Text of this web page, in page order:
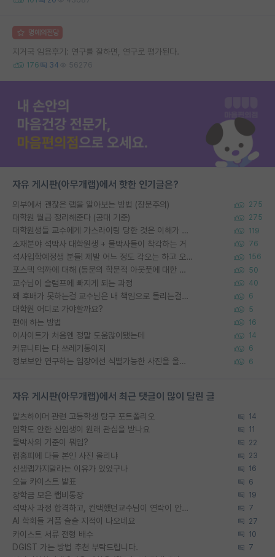
명예의전당
지거국 임용후기: 연구를 잘하면, 연구로 평가된다.
176 34 56276
자유 게시판(아무개랩)에서 핫한 인기글은?
외부에서 괜찮은 랩을 알아보는 방법 (장문주의) 275
대학원 월급 정리해준다 (공대 기준) 275
대학원생들 교수에게 가스라이팅 당한 것은 이해가 갑니다. 안타깝네요. 119
소재분야 석박사 대학원생 + 물박사들이 착각하는 거 76
석사입학예정생 분들! 제발 어느 정도 각오는 하고 오세요. 156
포스텍 억까에 대해 (동문의 학문적 아웃풋에 대한 반박) 50
교수님이 슬럼프에 빠지게 되는 과정 40
왜 후배가 못하는걸 교수님은 내 책임으로 돌리는걸까요? 6
대학원 어디로 가야할까요? 5
편애 하는 방법 16
이사이트가 처음엔 정말 도움많이됐는데 14
커뮤니티는 다 쓰레기통이지 6
정보보안 연구하는 입장에선 식별가능한 사진을 올리는건 비추이긴함 6
자유 게시판(아무개랩)에서 최근 댓글이 많이 달린 글
알츠하이머 관련 고등학생 탐구 포트폴리오 14
입학도 안한 신입생이 원래 관심을 받나요 11
물박사의 기준이 뭐임? 22
랩홈피에 다들 본인 사진 올리냐 23
신생랩가지말라는 이유가 있었구나 16
오늘 카이스트 발표 6
장학금 모은 랩비통장 19
석박사 과정 합격하고, 컨택했던교수님이 연락이 안됩니다... 7
AI 학회들 거품 슬슬 지적이 나오네요 27
카이스트 서류 전형 배수 10
DGIST 가는 방법 추천 부탁드립니다. 7